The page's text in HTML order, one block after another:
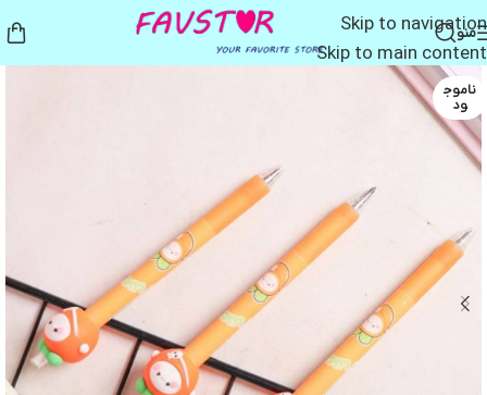
Skip to navigation
Skip to main content
منو
ناموج
ود